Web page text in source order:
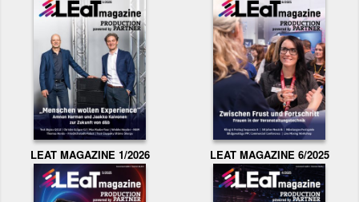
LEAT MAGAZINE 1/2026 LEAT MAGAZINE 6/2025